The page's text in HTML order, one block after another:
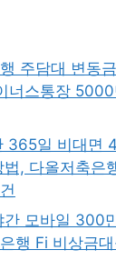
주담대 변동
너스통장
365일 비대면
법, 다올저축은
간 모바일 300
행 Fi 비상금대